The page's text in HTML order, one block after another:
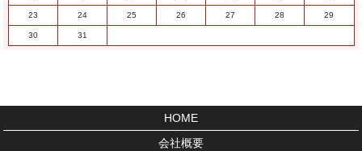
23 24 25 26 27 28 29
30 31
HOME
会社概要